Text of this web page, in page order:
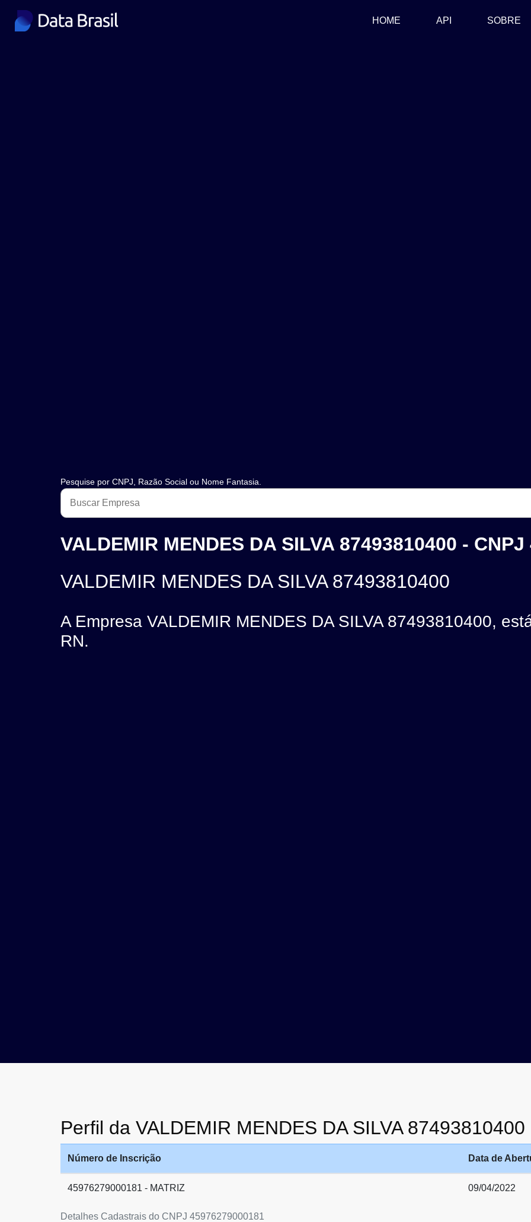
HOME (CURRENT)
API SOBRE
Pesquise por CNPJ, Razão Social ou Nome Fantasia.
VALDEMIR MENDES DA SILVA 87493810400 -
VALDEMIR MENDES DA SILVA 87493810400
A Empresa VALDEMIR MENDES DA SILVA 87493810400,
RN.
Perfil da VALDEMIR MENDES DA SILVA 87493810400
Detalhes Cadastrais do CNPJ 45976279000181
Número de Inscrição Data de
45976279000181 - MATRIZ 09/04/2022